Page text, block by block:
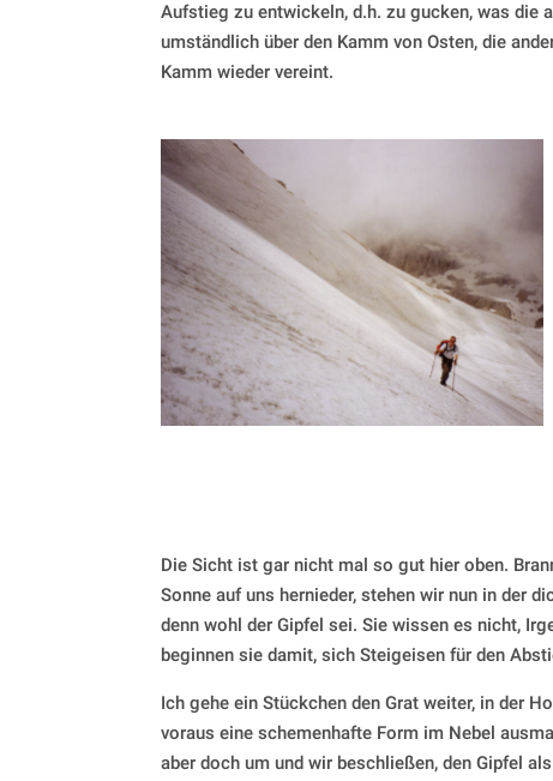
Aufstieg zu entwickeln, d.h. zu gucken, was die
umständlich über den Kamm von Osten, die
Kamm wieder vereint.
Die Sicht ist gar nicht mal so gut hier oben.
Sonne auf uns hernieder, stehen wir nun in der
denn wohl der Gipfel sei. Sie wissen es nicht,
beginnen sie damit, sich Steigeisen für den
Ich gehe ein Stückchen den Grat weiter, in der
voraus eine schemenhafte Form im Nebel
aber doch um und wir beschließen, den Gipfel